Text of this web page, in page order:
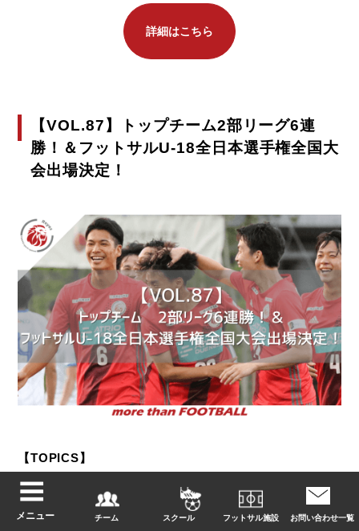
メニュー チーム スクール フットサル施設 お問い合わせ一覧
詳細はこちら
【VOL.87】トップチーム2部リーグ6連
勝！＆フットサルU-18全日本選手権全国大
会出場決定！
【TOPICS】
◆トップチーム 2部リーグ開幕戦以降怒涛の6連勝！
◆フットサルU-18全日本U-18フットサル選手権 初の全
国大会出場決定！